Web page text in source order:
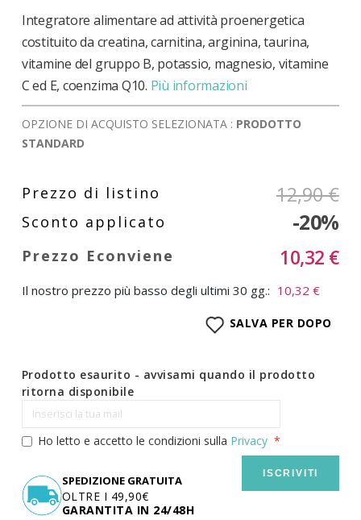
galleria
immagini
Integratore alimentare ad attività proenergetica
costituito da creatina, carnitina, arginina, taurina,
vitamine del gruppo B, potassio, magnesio, vitamine
C ed E, coenzima Q10. Più informazioni
OPZIONE DI ACQUISTO SELEZIONATA : PRODOTTO
STANDARD
12,90 €
-20%
10,32 €
Il nostro prezzo più basso degli ultimi 30 gg.: 10,32 €
SALVA PER DOPO
Prodotto esaurito - avvisami quando il prodotto
ritorna disponibile
Ho letto e accetto le condizioni sulla Privacy
ISCRIVITI
SPEDIZIONE GRATUITA
OLTRE I 49,90€
GARANTITA IN 24/48H